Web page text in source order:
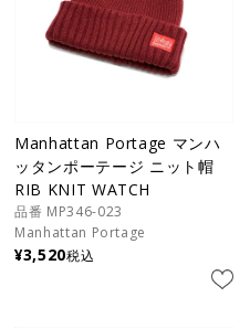
Manhattan Portage マンハ
ッタンポーテージ ニット帽
RIB KNIT WATCH
品番 MP346-023
Manhattan Portage
¥3,520税込